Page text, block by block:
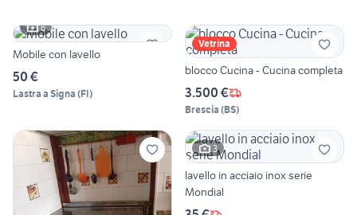
6
Mobile con lavello
50 €
Lastra a Signa (FI)
Vetrina
blocco Cucina - Cucina completa
3.500 €
Brescia (BS)
3
lavello in acciaio inox serie
Mondial